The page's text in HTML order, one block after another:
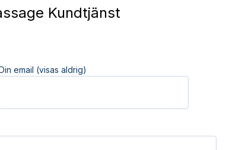
Kundtjänst
email (visas aldrig)